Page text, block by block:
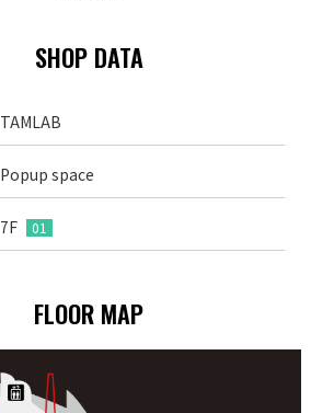
SHOP DATA
TAMLAB
Popup space
7F 01
FLOOR MAP